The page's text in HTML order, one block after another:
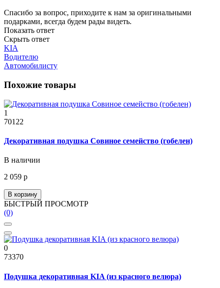
Спасибо за вопрос, приходите к нам за оригинальными
подарками, всегда будем рады видеть.
Показать ответ
Скрыть ответ
KIA
Водителю
Автомобилисту
Похожие товары
1
70122
Декоративная подушка Совиное семейство (гобелен)
В наличии
2 059 р
В корзину
БЫСТРЫЙ ПРОСМОТР
(0)
0
73370
Подушка декоративная KIA (из красного велюра)